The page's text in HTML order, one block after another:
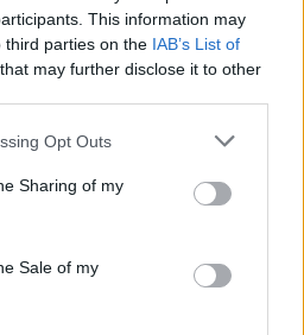
This information may
third parties on the IAB’s List of
that may further disclose it to other
app uses one or more Google
behaviour. You may click to
and its third-party tags to
purposes in below Google
Opt Outs
Sharing of my
Sale of my
Jelszó
Bejelentkezés
és szolgáltatások térképes